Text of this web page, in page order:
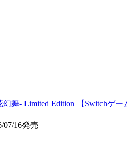
幻舞- Limited Edition 【Switchゲ
07/16発売